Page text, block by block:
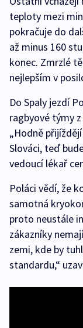
teploty mezi
pokračuje do
až minus 160
konec. Zmrzlé
nejlepším v
Do Spaly jezdí
ragbyové týmy
„Hodně
Slováci, teď
vedoucí lékař
Poláci vědí, že
samotná
proto neustále
zákazníky
zemi, kde by
standardu,“